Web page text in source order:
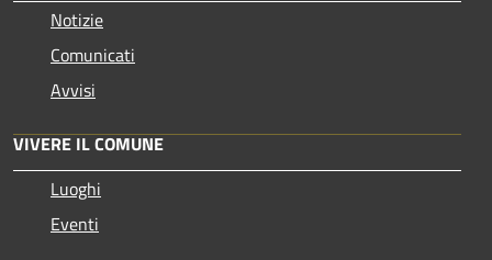
Notizie
Comunicati
Avvisi
VIVERE IL COMUNE
Luoghi
Eventi